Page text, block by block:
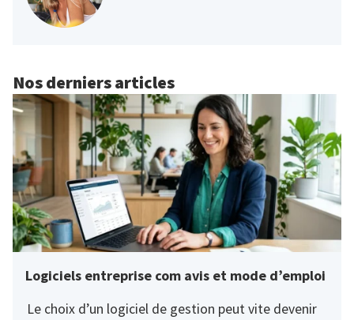
Nos derniers articles
Logiciels entreprise com avis et mode d’emploi
Le choix d’un logiciel de gestion peut vite devenir